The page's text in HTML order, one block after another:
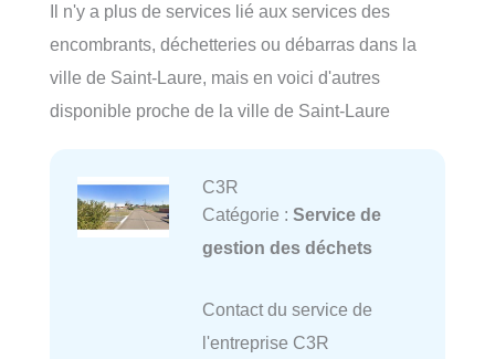
Il n'y a plus de services lié aux services des
encombrants, déchetteries ou débarras dans la
ville de Saint-Laure, mais en voici d'autres
disponible proche de la ville de Saint-Laure
C3R
Catégorie : Service de
gestion des déchets
Contact du service de
l'entreprise C3R